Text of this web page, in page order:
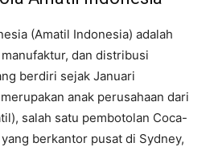
(Amatil Indonesia) adalah
dan distribusi
berdiri sejak Januari
anak perusahaan dari
salah satu pembotolan Coca-
berkantor pusat di Sydney,